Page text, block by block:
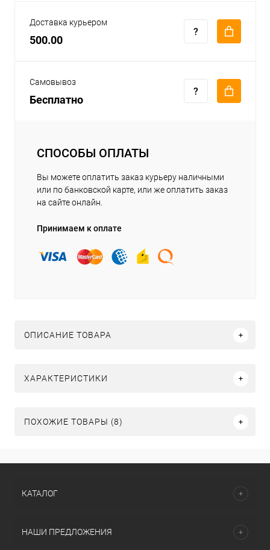
Доставка курьером
500.00
Самовывоз
Бесплатно
СПОСОБЫ ОПЛАТЫ
Вы можете оплатить заказ курьеру наличными
или по банковской карте, или же оплатить заказ
на сайте онлайн.
Принимаем к оплате
ОПИСАНИЕ ТОВАРА
ХАРАКТЕРИСТИКИ
ПОХОЖИЕ ТОВАРЫ (8)
КАТАЛОГ
НАШИ ПРЕДЛОЖЕНИЯ